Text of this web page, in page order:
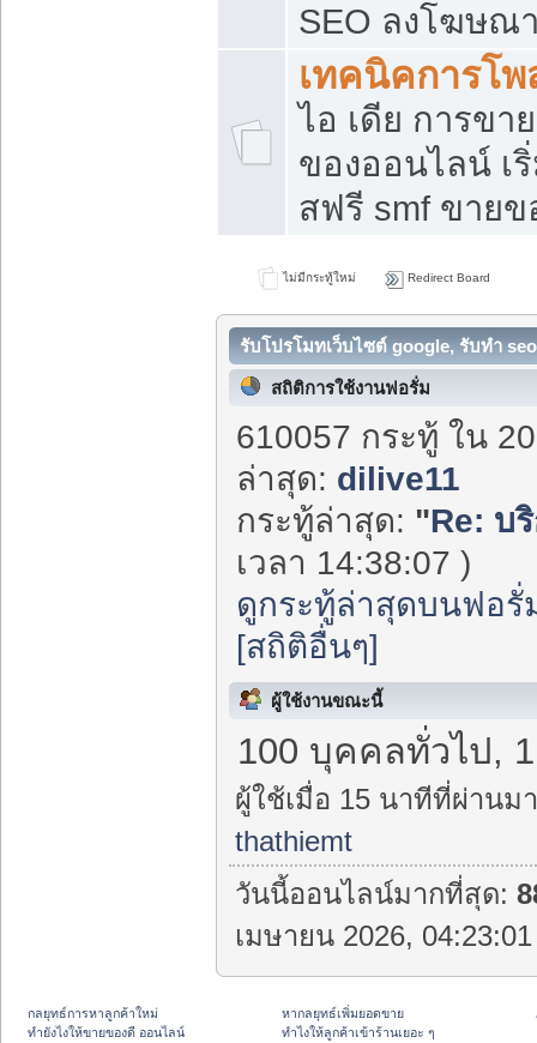
SEO ลงโฆษณ
เทคนิคการโ
ไอ เดีย การขา
ของออนไลน์ เ
สฟรี smf ขาย
ไม่มีกระทู้ใหม่ Redirect Board
รับโปรโมทเว็บไซต์ google, รับทำ
สถิติการใช้งานฟอรั่ม
610057 กระทู้ ใน
ล่าสุด: dilive11
กระทู้ล่าสุด: "Re: บ
เวลา 14:38:07 )
ดูกระทู้ล่าสุดบนฟอรั่
[สถิติอื่นๆ]
ผู้ใช้งานขณะนี้
100 บุคคลทั่วไป,
ผู้ใช้เมื่อ 15 นาทีที่ผ่านม
thathiemt
วันนี้ออนไลน์มากที่สุด:
เมษายน 2026,
กลยุทธ์การหาลูกค้าใหม่
ทํายังไงให้ขายของดี ออนไลน์
หากลยุทธ์เพิ่มยอดขาย
ทําไงให้ลูกค้าเข้าร้านเยอะ ๆ